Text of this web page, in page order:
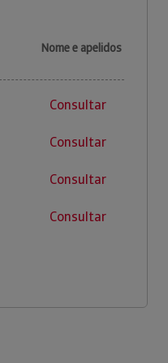
Nome e apelidos
Consultar
Consultar
Consultar
Consultar